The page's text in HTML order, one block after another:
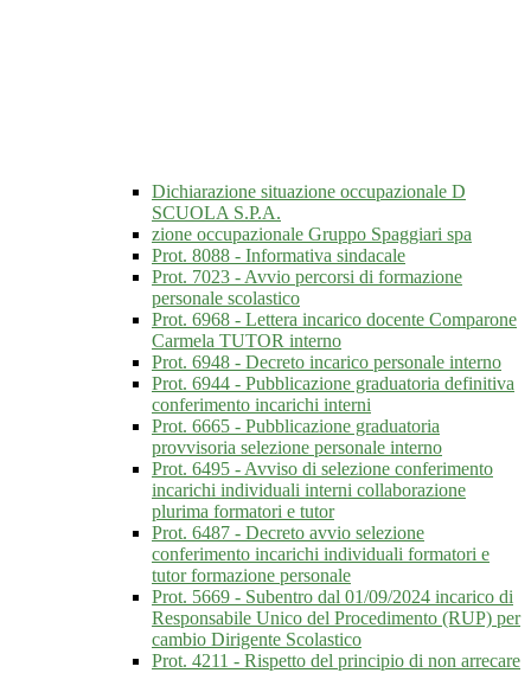
Dichiarazione situazione occupazionale D
SCUOLA S.P.A.
zione occupazionale Gruppo Spaggiari spa
Prot. 8088 - Informativa sindacale
Prot. 7023 - Avvio percorsi di formazione
personale scolastico
Prot. 6968 - Lettera incarico docente Comparone
Carmela TUTOR interno
Prot. 6948 - Decreto incarico personale interno
Prot. 6944 - Pubblicazione graduatoria definitiva
conferimento incarichi interni
Prot. 6665 - Pubblicazione graduatoria
provvisoria selezione personale interno
Prot. 6495 - Avviso di selezione conferimento
incarichi individuali interni collaborazione
plurima formatori e tutor
Prot. 6487 - Decreto avvio selezione
conferimento incarichi individuali formatori e
tutor formazione personale
Prot. 5669 - Subentro dal 01/09/2024 incarico di
Responsabile Unico del Procedimento (RUP) per
cambio Dirigente Scolastico
Prot. 4211 - Rispetto del principio di non arrecare